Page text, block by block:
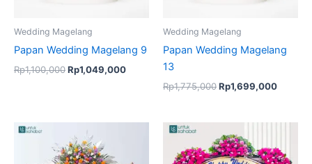
Wedding Magelang
Papan Wedding Magelang 9
Rp1,100,000Rp1,049,000
Wedding Magelang
Papan Wedding Magelang
13
Rp1,775,000Rp1,699,000